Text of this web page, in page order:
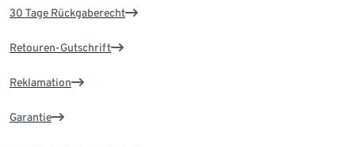
30 Tage Rückgaberecht
Retouren-Gutschrift
Reklamation
Garantie